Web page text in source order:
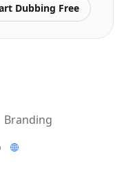
Dubbing Free
Branding